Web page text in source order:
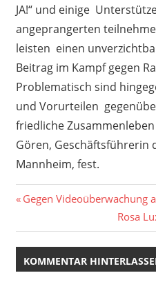
JA!“ und einige
angeprangerten
leisten einen
Beitrag im Kampf gegen
Problematisch sind
und Vorurteilen
friedliche
Gören, Geschäftsführerin
Mannheim, fest.
Vorheriger
Gegen Videoüberwachung
Beitrag:
Rosa
KOMMENTAR